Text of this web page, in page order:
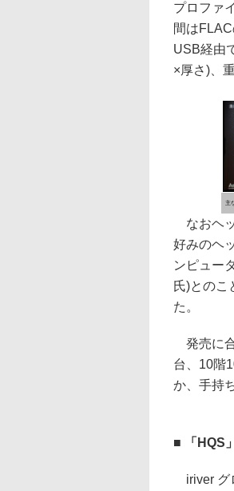
プロファ
間は
USB経由
×厚さ)、
主
なおヘ
好みのヘ
ンピュー
氏)とのこ
た。
発売に
台、10階
か、手持
■ 「HQS
iriver グ